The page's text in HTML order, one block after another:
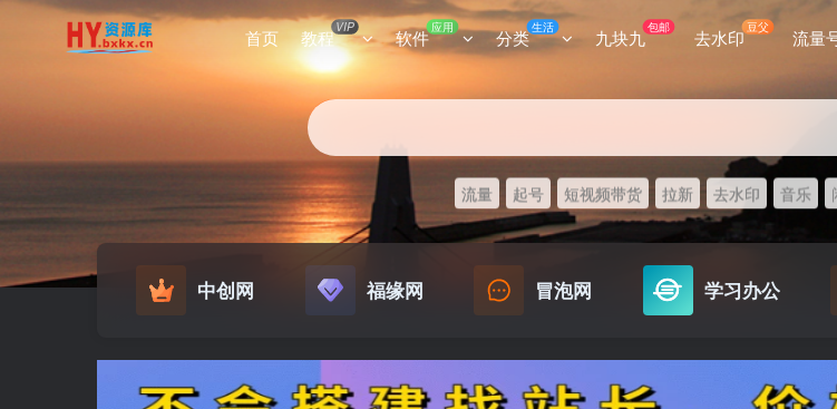
首页 教程VIP 软件 应用 分类生活 九块九包邮 去水印豆父 流量
流量 起号 短视频带货 拉新 去水印 音乐
中创网 福缘网 冒泡网 学习办公